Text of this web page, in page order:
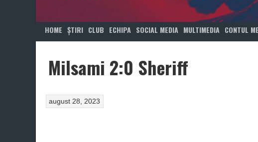
HOME ȘTIRI CLUB ECHIPA SOCIAL MEDIA MULTIMEDIA CONTUL
Milsami 2:0 Sheriff
august 28, 2023